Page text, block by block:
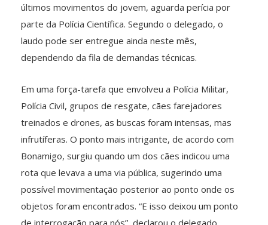
últimos movimentos do jovem, aguarda perícia por
parte da Polícia Científica. Segundo o delegado, o
laudo pode ser entregue ainda neste mês,
dependendo da fila de demandas técnicas.
Em uma força-tarefa que envolveu a Polícia Militar,
Polícia Civil, grupos de resgate, cães farejadores
treinados e drones, as buscas foram intensas, mas
infrutíferas. O ponto mais intrigante, de acordo com
Bonamigo, surgiu quando um dos cães indicou uma
rota que levava a uma via pública, sugerindo uma
possível movimentação posterior ao ponto onde os
objetos foram encontrados. “E isso deixou um ponto
de interrogação para nós”, declarou o delegado.